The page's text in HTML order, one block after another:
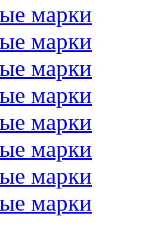
марки
марки
марки
марки
марки
марки
марки
марки